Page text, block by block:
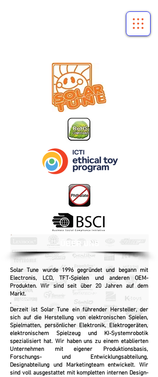
Solar Tune wurde 1996 gegründet und begann mit
Electronis, LCD, TFT-Spielen und anderen OEM-
Produkten. Wir sind seit über 20 Jahren auf dem
Markt.
.
Derzeit ist Solar Tune ein führender Hersteller, der
sich auf die Herstellung von elektronischen Spielen,
Spielmatten, persönlicher Elektronik, Elektrogeräten,
elektronischem Spielzeug und KI-Systemrobotik
spezialisiert hat. Wir haben uns zu einem etablierten
Unternehmen mit eigener Produktionsbasis,
Forschungs- und Entwicklungsabteilung,
Designabteilung und Marketingteam entwickelt. Wir
sind voll ausgestattet mit kompletten internen Design-
ÜBER UNS